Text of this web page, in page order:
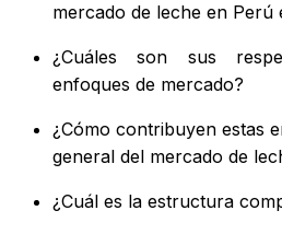
mercado de leche en Perú
¿Cuáles son sus
enfoques de mercado?
¿Cómo contribuyen estas
general del mercado de
¿Cuál es la estructura